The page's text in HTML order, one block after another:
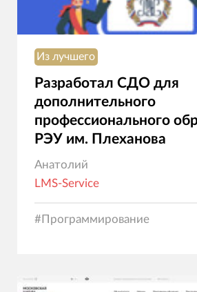
Из лучшего
Разработал СДО для
дополнительного
профессионального
РЭУ им. Плеханова
Анатолий
LMS-Service
#Программирование